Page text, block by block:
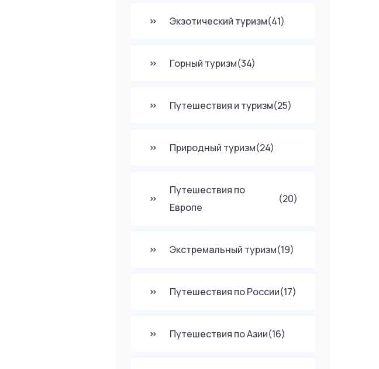
Экзотический туризм(41)
Горный туризм(34)
Путешествия и туризм(25)
Природный туризм(24)
Путешествия по
Европе
(20)
Экстремальный туризм(19)
Путешествия по России(17)
Путешествия по Азии(16)